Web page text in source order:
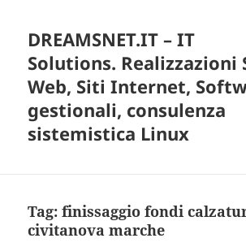
DREAMSNET.IT – IT
Solutions. Realizzazioni
Web, Siti Internet,
gestionali, consulenza
sistemistica Linux
Tag:finissaggio fondi
civitanova marche